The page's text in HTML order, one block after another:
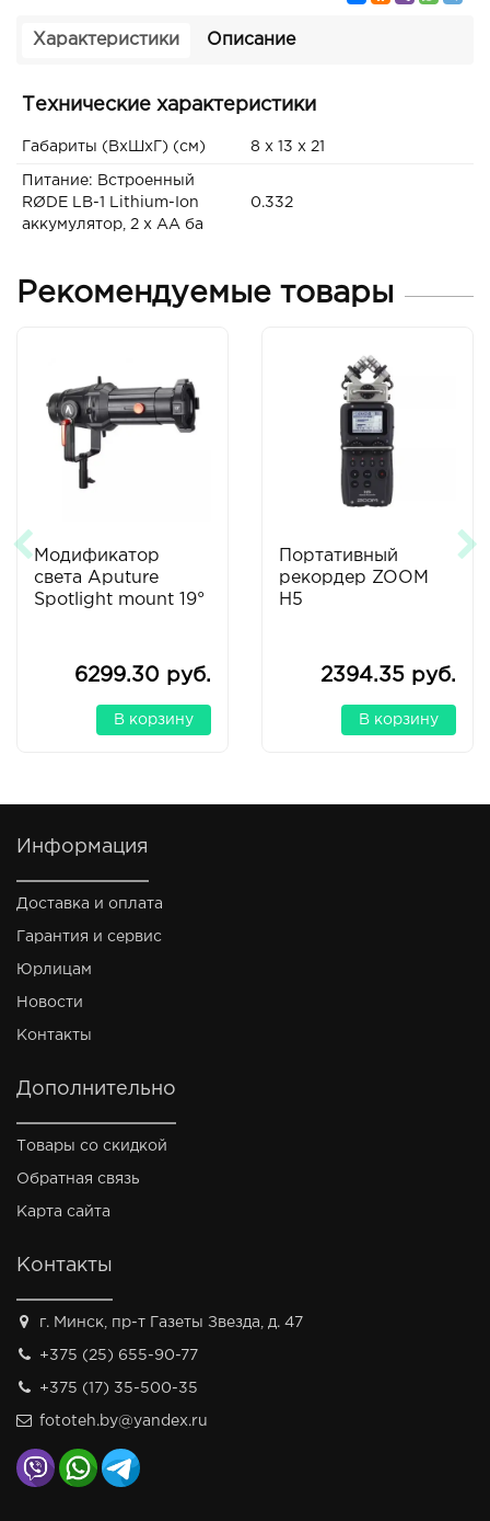
Характеристики Описание
Технические характеристики
Габариты (ВxШxГ) (см) 8 x 13 x 21
Питание: Встроенный
RØDE LB-1 Lithium-Ion
аккумулятор, 2 x AA ба
0.332
Рекомендуемые товары
Модификатор
света Aputure
Spotlight mount 19°
6299.30 руб.
В корзину
Портативный
рекордер ZOOM
H5
2394.35 руб.
В корзину
Информация
Доставка и оплата
Гарантия и сервис
Юрлицам
Новости
Контакты
Дополнительно
Товары со скидкой
Обратная связь
Карта сайта
Контакты
г. Минск, пр-т Газеты Звезда, д. 47
+375 (25) 655-90-77
+375 (17) 35-500-35
fototeh.by@yandex.ru